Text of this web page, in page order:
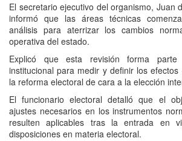
El secretario ejecutivo del organismo, Juan
informó que las áreas técnicas
análisis para aterrizar los cambios
operativa del estado.
Explicó que esta revisión forma
institucional para medir y definir los
la reforma electoral de cara a la elección
El funcionario electoral detalló que el
ajustes necesarios en los instrumentos
resulten aplicables tras la entrada en
disposiciones en materia electoral.